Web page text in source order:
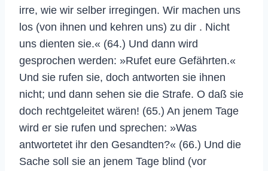
irre, wie wir selber irregingen. Wir machen uns
los (von ihnen und kehren uns) zu dir . Nicht
uns dienten sie.« (64.) Und dann wird
gesprochen werden: »Rufet eure Gefährten.«
Und sie rufen sie, doch antworten sie ihnen
nicht; und dann sehen sie die Strafe. O daß sie
doch rechtgeleitet wären! (65.) An jenem Tage
wird er sie rufen und sprechen: »Was
antwortetet ihr den Gesandten?« (66.) Und die
Sache soll sie an jenem Tage blind (vor